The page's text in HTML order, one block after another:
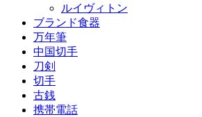
ルイヴィトン
ブランド食器
万年筆
中国切手
刀剣
切手
古銭
携帯電話